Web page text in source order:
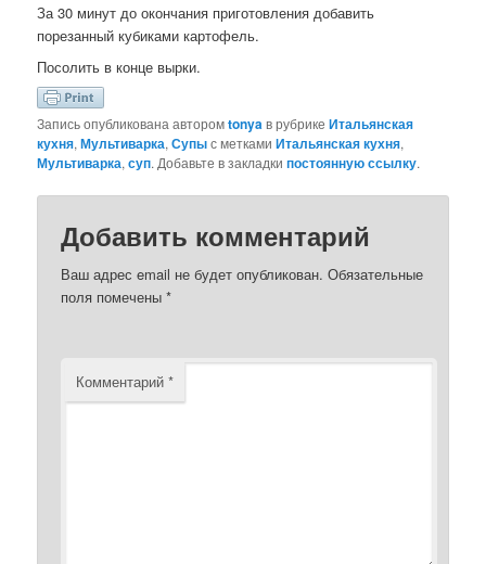
За 30 минут до окончания приготовления добавить
порезанный кубиками картофель.
Посолить в конце вырки.
Запись опубликована авторомtonyaв рубрикеИтальянская
кухня,Мультиварка,Супыс меткамиИтальянская кухня,
Мультиварка,суп. Добавьте в закладкипостоянную ссылку.
Добавить комментарий
Ваш адрес email не будет опубликован. Обязательные
поля помечены*
Комментарий*